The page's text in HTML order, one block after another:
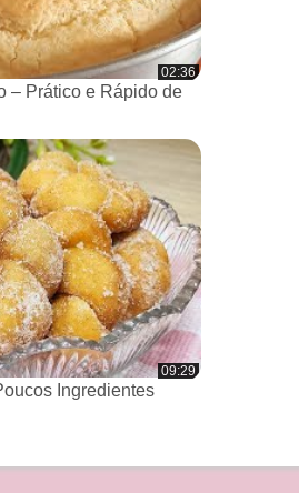
02:36
– Prático e Rápido de
09:29
Ingredientes